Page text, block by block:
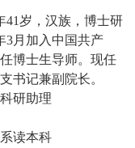
41岁，汉族，博士研
3月加入中国共产
博士生导师。现任
书记兼副院长。
研助理
读本科